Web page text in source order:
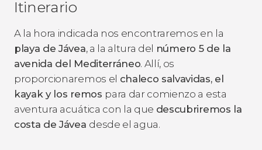
Itinerario
A la hora indicada nos encontraremos en la
playa de Jávea, a la altura del número 5 de la
avenida del Mediterráneo. Allí, os
proporcionaremos el chaleco salvavidas, el
kayak y los remos para dar comienzo a esta
aventura acuática con la que descubriremos la
costa de Jávea desde el agua.